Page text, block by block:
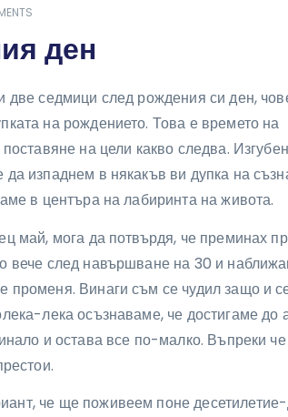
ден
седмици след рождения си ден,
на рождението. Това е времето на
на цели какво следва.
изпаднем в някакъв ви дупка на
в центъра на лабиринта на живота.
май, мога да потвърдя, че преминах
вече след навършване на 30 и
променя. Винаги съм се чудил защо и
лека осъзнаваме, че достигаме до
и остава все по-малко. Въпреки че
че ще поживеем поне